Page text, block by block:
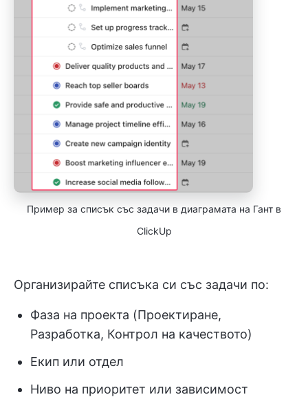
Пример за списък със задачи в диаграмата на Гант в
ClickUp
Организирайте списъка си със задачи по:
Фаза на проекта (Проектиране,
Разработка, Контрол на качеството)
Екип или отдел
Ниво на приоритет или зависимост